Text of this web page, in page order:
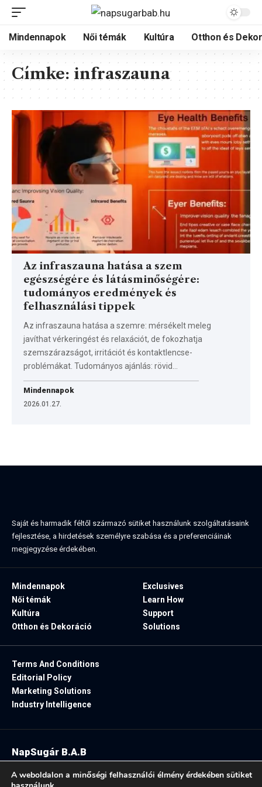
Mindennapok Női témák Kultúra Otthon és
Címke: infraszauna
Az infraszauna hatása a szem
egészségére és látásminőségére:
tudományos eredmények és
felhasználási tippek
Az infraszauna hatása a szemre: mérsékelt meleg
javíthat vérkeringést és relaxációt, de fokozhatja
szemszárazságot, irritációt és kontaktlencse-
problémákat. Tudományos ajánlás: rövid…
Mindennapok
2026.01.27.
Saját és harmadik féltől származó sütiket használunk szolgáltatásaink
fejlesztése, a hirdetések személyre szabása és a preferenciáinak
megjegyzése érdekében.
Mindennapok
Női témák
Kultúra
Otthon és Dekoráció
Exclusives
Learn How
Support
Solutions
Terms And Conditions
Editorial Policy
Marketing Solutions
Industry Intelligence
NapSugár B.A.B
A weboldalon a minőségi felhasználói élmény érdekében sütiket